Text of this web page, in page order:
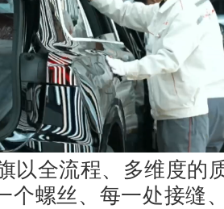
程、多维度的质
个螺丝、每一处接缝